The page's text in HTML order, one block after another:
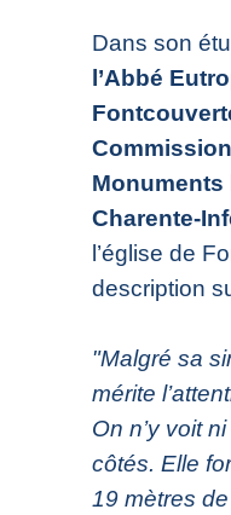
Dans son
l’Abbé
Charente-
l’église de
description
"Malgré sa
mérite
On n’y voit
côtés. Elle
19 mètres